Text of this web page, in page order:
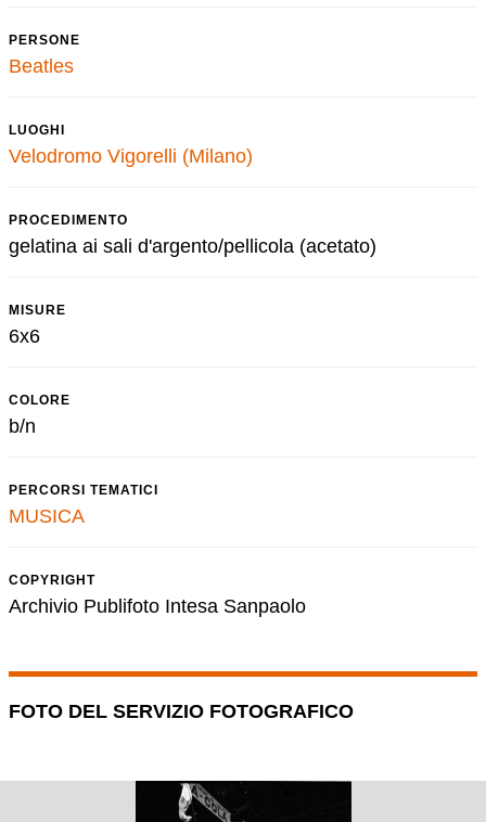
PERSONE
Beatles
LUOGHI
Velodromo Vigorelli (Milano)
PROCEDIMENTO
gelatina ai sali d'argento/pellicola (acetato)
MISURE
6x6
COLORE
b/n
PERCORSI TEMATICI
MUSICA
COPYRIGHT
Archivio Publifoto Intesa Sanpaolo
FOTO DEL SERVIZIO FOTOGRAFICO